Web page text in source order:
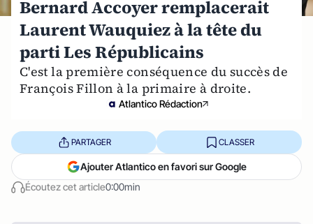
Bernard Accoyer remplacerait
Laurent Wauquiez à la tête du
parti Les Républicains
C'est la première conséquence du succès de
François Fillon à la primaire à droite.
Atlantico Rédaction
Écoutez cet article0:00min
PARTAGER CLASSER
Ajouter Atlantico en favori sur Google